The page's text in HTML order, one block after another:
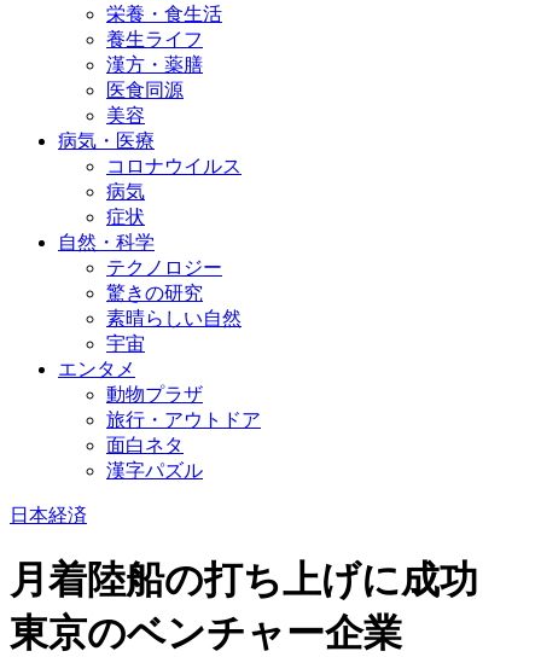
栄養・食生活
養生ライフ
漢方・薬膳
医食同源
美容
病気・医療
コロナウイルス
病気
症状
自然・科学
テクノロジー
驚きの研究
素晴らしい自然
宇宙
エンタメ
動物プラザ
旅行・アウトドア
面白ネタ
漢字パズル
日本経済
月着陸船の打ち上げに成功
東京のベンチャー企業